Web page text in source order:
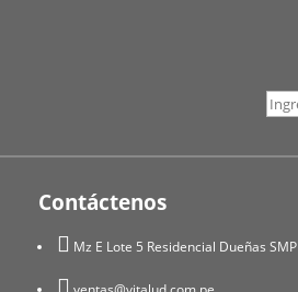
Contáctenos
 Mz E Lote 5 Residencial Dueñas SMP
